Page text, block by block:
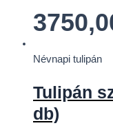
Névnapi tulipán
Tulipán
db)